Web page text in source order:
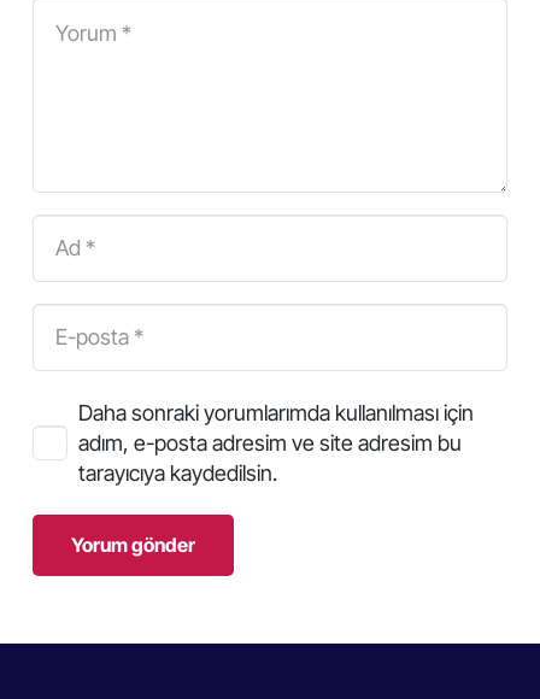
Daha sonraki yorumlarımda kullanılması için
adım, e-posta adresim ve site adresim bu
tarayıcıya kaydedilsin.
Yorum gönder